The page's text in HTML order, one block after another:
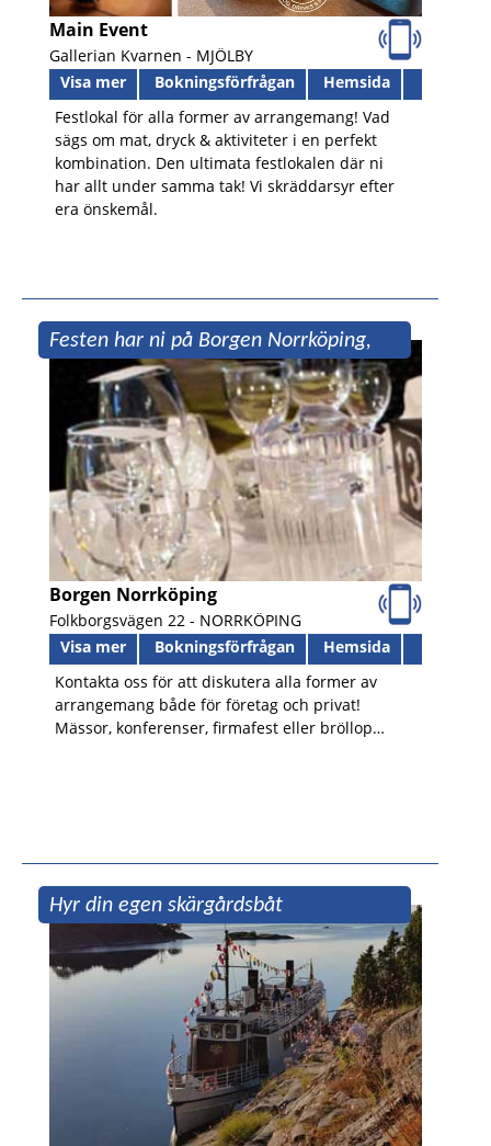
Main Event
Gallerian Kvarnen - MJÖLBY
Visa mer
Bokningsförfrågan
Hemsida
Festlokal för alla former av arrangemang! Vad
sägs om mat, dryck & aktiviteter i en perfekt
kombination. Den ultimata festlokalen där ni
har allt under samma tak! Vi skräddarsyr efter
era önskemål.
Festen har ni på Borgen Norrköping,
välkomna!
Borgen Norrköping
Folkborgsvägen 22 - NORRKÖPING
Visa mer
Bokningsförfrågan
Hemsida
Kontakta oss för att diskutera alla former av
arrangemang både för företag och privat!
Mässor, konferenser, firmafest eller bröllop…
Hyr din egen skärgårdsbåt